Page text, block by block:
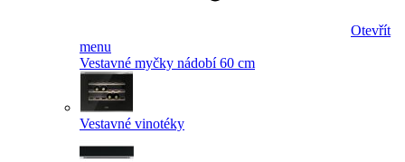
Otevřít
menu
Vestavné myčky nádobí 60 cm
Vestavné vinotéky